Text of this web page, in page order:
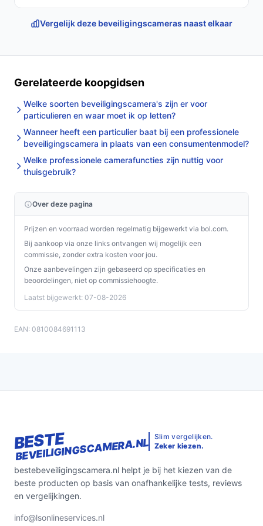
bevestigen.
Controleer regelmatig of aansluitingen en kabels
Installatie & eerste gebruik
Bij installatie verbind je de camera via Ethernet (PoE)
met je netwerk en Protect-controller. Monteer de
muurbeugel met het meegeleverde materiaal en
controleer functies via de controllersoftware.
Concrete checks voor de handleiding/specs:
Controleer in de specificaties of jouw netwerk PoE
levert volgens de vereiste standaard.
Controleer in de handleiding of de Protect-
controller compatibel is met jouw
netwerkconfiguratie en of aanvullende accessoires
(zoals de PoE-gong) correct worden ondersteund.
Specificaties in mensentaal
PoE-voorziening en netwerkconnectie nodig.
geschikt is. Praktisch: geschikt voor de voordeur,
niet noodzakelijk voor volledig onbeschermde
Inclusief montagemateriaal en muurbeugel:wat je
nodig hebt voor bevestiging wordt meegeleverd,
Vergelijk deze beveiligingscameras naast elkaar
Gerelateerde koopgidsen
Welke soorten beveiligingscamera's zijn er voor
particulieren en waar moet ik op letten?
Wanneer heeft een particulier baat bij een professionele
beveiligingscamera in plaats van een consumentenmodel?
Welke professionele camerafuncties zijn nuttig voor
thuisgebruik?
Over deze pagina
Prijzen en voorraad worden regelmatig bijgewerkt via bol.com.
Bij aankoop via onze links ontvangen wij mogelijk een
commissie, zonder extra kosten voor jou.
Onze aanbevelingen zijn gebaseerd op specificaties en
beoordelingen, niet op commissiehoogte.
Laatst bijgewerkt: 07-08-2026
EAN: 0810084691113
BESTE
BEVEILIGINGSCAMERA.NL Slim vergelijken.
Zeker kiezen.
bestebeveiligingscamera.nl helpt je bij het kiezen van de
beste producten op basis van onafhankelijke tests, reviews
en vergelijkingen.
info@lsonlineservices.nl